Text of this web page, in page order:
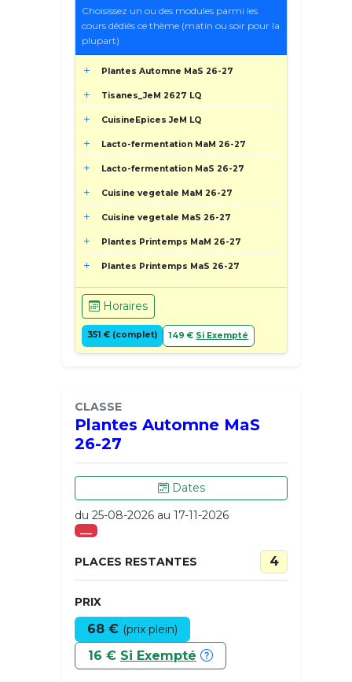
Choisissez un ou des modules parmi les
cours dédiés ce thème (matin ou soir pour la
plupart)
Plantes Automne MaS 26-27
Tisanes_JeM 2627 LQ
CuisineEpices JeM LQ
Lacto-fermentation MaM 26-27
Lacto-fermentation MaS 26-27
Cuisine vegetale MaM 26-27
Cuisine vegetale MaS 26-27
Plantes Printemps MaM 26-27
Plantes Printemps MaS 26-27
Horaires
351 € (complet) 149 € Si Exempté
CLASSE
Plantes Automne MaS
26-27
Dates
du 25-08-2026 au 17-11-2026
___
PLACES RESTANTES 4
PRIX
68 € (prix plein)
16 € Si Exempté